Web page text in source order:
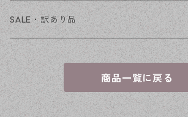
穴なし
発送ボックス
アクセサリー台紙
OPP袋
SALE・訳あり品
商品一覧に戻る